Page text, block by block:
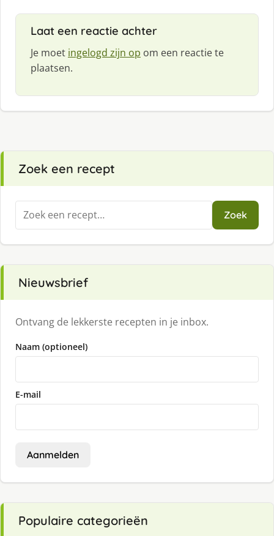
Laat een reactie achter
Je moet ingelogd zijn op om een reactie te
plaatsen.
Zoek een recept
Zoeken
naar:
Zoek
Nieuwsbrief
Ontvang de lekkerste recepten in je inbox.
Naam (optioneel)
E-mail
Aanmelden
Populaire categorieën